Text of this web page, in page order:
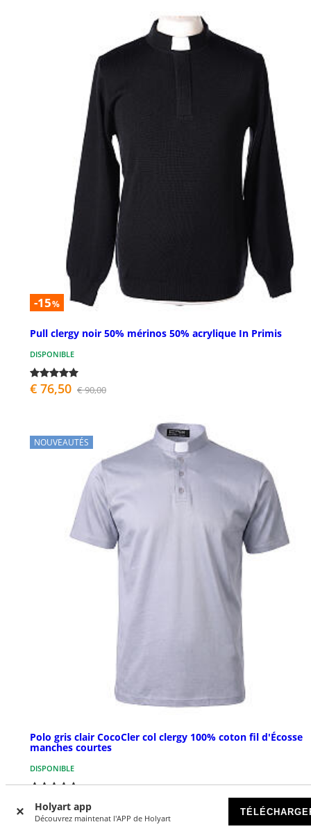
Holyart app
Découvrez maintenat l'APP de Holyart
-15%
Pull clergy noir 50% mérinos 50% acrylique In Primis
DISPONIBLE
€ 76,50 € 90,00
NOUVEAUTÉS
Polo gris clair CocoCler col clergy 100% coton fil d'Écosse
manches courtes
DISPONIBLE
€ 67,00